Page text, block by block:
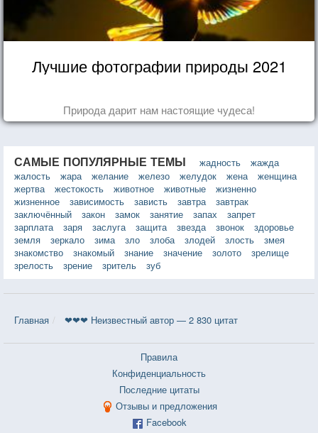
Лучшие фотографии природы 2021
Природа дарит нам настоящие чудеса!
САМЫЕ ПОПУЛЯРНЫЕ ТЕМЫ жадность
жажда
жалость
жара желание железо желудок жена
женщина
жертва
жестокость животное животные
жизненно
жизненное
зависимость зависть завтра
завтрак
заключённый
закон замок занятие запах
запрет
зарплата
заря заслуга защита звезда звонок
здоровье
земля
зеркало зима зло злоба злодей злость
змея
знакомство
знакомый знание значение золото
зрелище
зрелость
зрение зритель зуб
Главная ❤❤❤ Неизвестный автор — 2 830 цитат
Правила
Конфиденциальность
Последние цитаты
Отзывы и предложения
Facebook